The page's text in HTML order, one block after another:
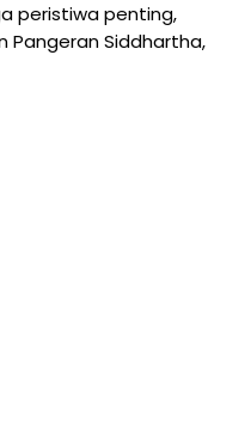
peristiwa penting,
Pangeran Siddhartha,